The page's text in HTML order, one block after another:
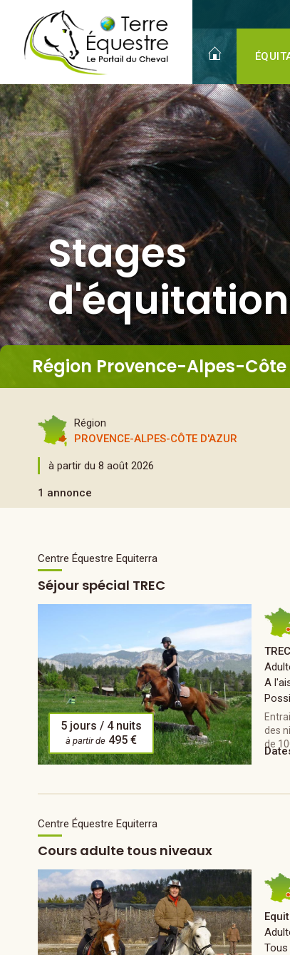
d'équitation
Stages
d'équitation
Région Provence-Alpes-
Région
PROVENCE-ALPES-CÔTE D'AZUR
à partir du 8 août 2026
1 annonce
Centre Équestre Equiterra
Séjour spécial TREC
5 jours / 4 nuits
à partir de 495 €
TREC
A
des
de
Centre Équestre Equiterra
Cours adulte tous niveaux
Tous